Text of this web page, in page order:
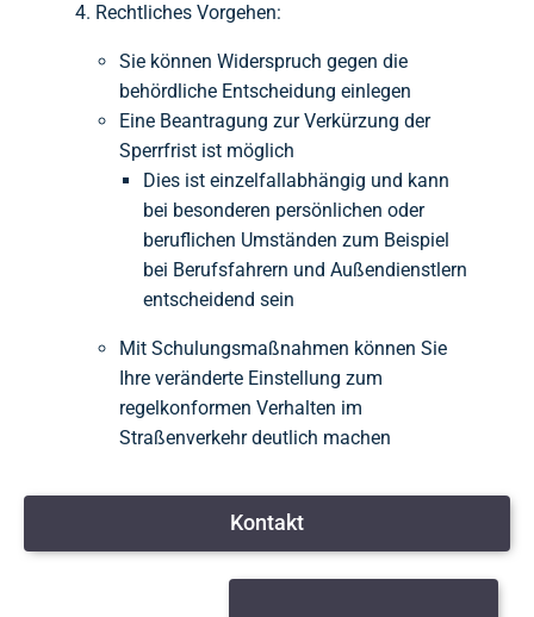
Rechtliches Vorgehen:
Sie können Widerspruch gegen die
behördliche Entscheidung einlegen
Eine Beantragung zur Verkürzung der
Sperrfrist ist möglich
Dies ist einzelfallabhängig und kann
bei besonderen persönlichen oder
beruflichen Umständen zum Beispiel
bei Berufsfahrern und Außendienstlern
entscheidend sein
Mit Schulungsmaßnahmen können Sie
Ihre veränderte Einstellung zum
regelkonformen Verhalten im
Straßenverkehr deutlich machen
Kontakt